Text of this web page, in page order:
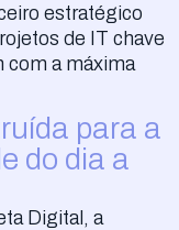
estratégico
de IT chave
com a máxima
para a
do dia a
Digital, a